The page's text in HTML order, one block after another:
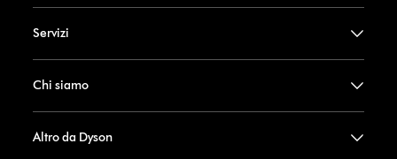
Servizi
Chi siamo
Altro da Dyson